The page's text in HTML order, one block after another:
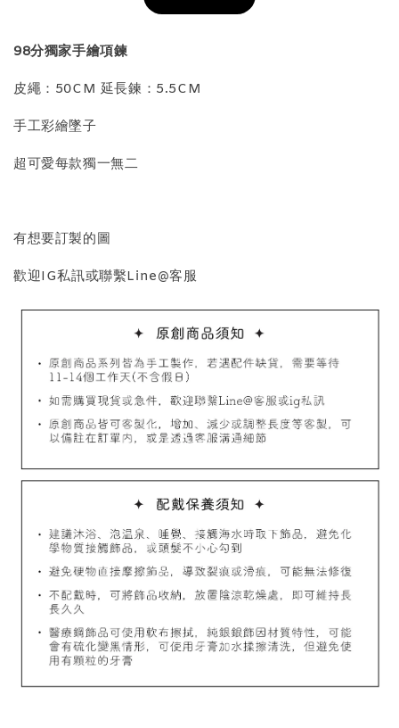
質感飾品收納盒
NT$ 298
- +
加入購物車
飾品禮物盒加價購
98分獨家手繪項鍊
皮繩：50CM 延長鍊：5.5CM
手工彩繪墜子
超可愛每款獨一無二
有想要訂製的圖
歡迎IG私訊或聯繫Line@客服